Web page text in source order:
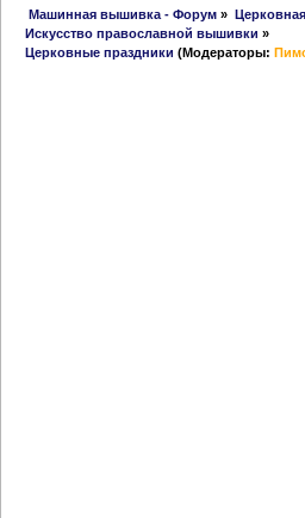
Машинная вышивка - Форум »
Искусство православной вышивки »
Церковные праздники (Модераторы: